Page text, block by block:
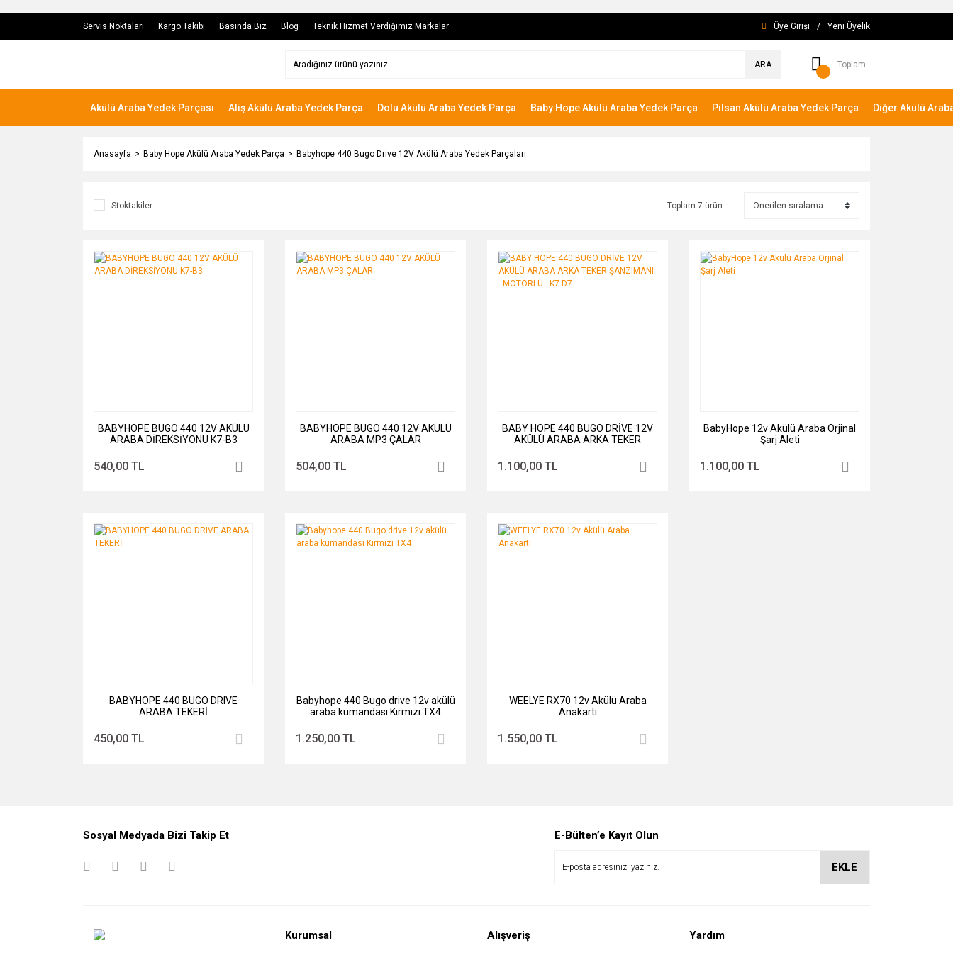
Servis Noktaları Kargo Takibi Basında Biz Blog Teknik Hizmet Verdiğimiz Markalar Üye Girişi / Yeni Üyelik
ARA Toplam -
Akülü Araba Yedek Parçası Aliş Akülü Araba Yedek Parça Dolu Akülü Araba Yedek Parça Baby Hope Akülü Araba Yedek Parça Pilsan Akülü Araba Yedek Parça Diğer Akülü
Anasayfa Baby Hope Akülü Araba Yedek Parça Babyhope 440 Bugo Drive 12V Akülü Araba Yedek Parçaları
Stoktakiler Toplam 7 ürün
BABYHOPE BUGO 440 12V AKÜLÜ
ARABA DİREKSİYONU K7-B3
540,00 TL
BABYHOPE BUGO 440 12V AKÜLÜ
ARABA MP3 ÇALAR
504,00 TL
BABY HOPE 440 BUGO DRİVE 12V
AKÜLÜ ARABA ARKA TEKER
1.100,00 TL
BabyHope 12v Akülü Araba Orjinal
Şarj Aleti
1.100,00 TL
BABYHOPE 440 BUGO DRIVE
ARABA TEKERİ
450,00 TL
Babyhope 440 Bugo drive 12v akülü
araba kumandası Kırmızı TX4
1.250,00 TL
WEELYE RX70 12v Akülü Araba
Anakartı
1.550,00 TL
Sosyal Medyada Bizi Takip Et E-Bülten’e Kayıt Olun
EKLE
Kurumsal Alışveriş Yardım